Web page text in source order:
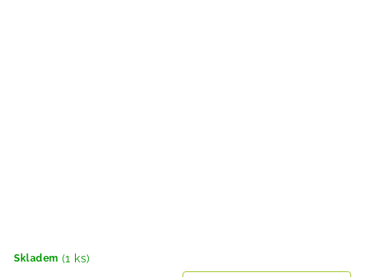
Skladem (1 ks)